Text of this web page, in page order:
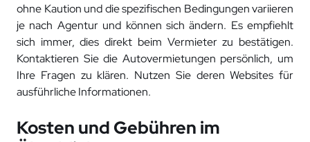
ohne Kaution und die spezifischen Bedingungen variieren
je nach Agentur und können sich ändern. Es empfiehlt
sich immer, dies direkt beim Vermieter zu bestätigen.
Kontaktieren Sie die Autovermietungen persönlich, um
Ihre Fragen zu klären. Nutzen Sie deren Websites für
ausführliche Informationen.
Kosten und Gebühren im